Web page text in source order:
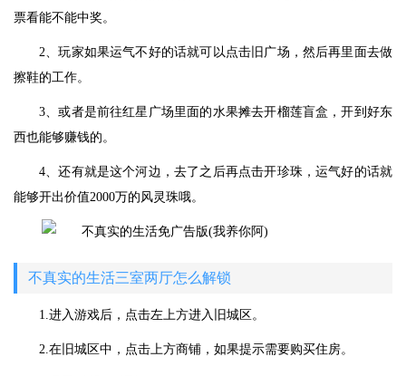
票看能不能中奖。
2、玩家如果运气不好的话就可以点击旧广场，然后再里面去做
擦鞋的工作。
3、或者是前往红星广场里面的水果摊去开榴莲盲盒，开到好东
西也能够赚钱的。
4、还有就是这个河边，去了之后再点击开珍珠，运气好的话就
能够开出价值2000万的风灵珠哦。
不真实的生活三室两厅怎么解锁
1.进入游戏后，点击左上方进入旧城区。
2.在旧城区中，点击上方商铺，如果提示需要购买住房。